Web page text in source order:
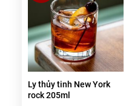
Ly thủy tinh New York
rock 205ml